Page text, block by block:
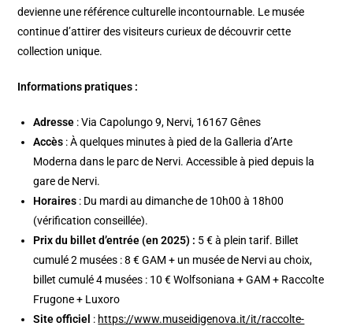
devienne une référence culturelle incontournable. Le musée
continue d’attirer des visiteurs curieux de découvrir cette
collection unique.
Informations pratiques :
Adresse : Via Capolungo 9, Nervi, 16167 Gênes
Accès : À quelques minutes à pied de la Galleria d’Arte
Moderna dans le parc de Nervi. Accessible à pied depuis la
gare de Nervi.
Horaires : Du mardi au dimanche de 10h00 à 18h00
(vérification conseillée).
Prix du billet d’entrée (en 2025) : 5 € à plein tarif. Billet
cumulé 2 musées : 8 € GAM + un musée de Nervi au choix,
billet cumulé 4 musées : 10 € Wolfsoniana + GAM + Raccolte
Frugone + Luxoro
Site officiel : https://www.museidigenova.it/it/raccolte-